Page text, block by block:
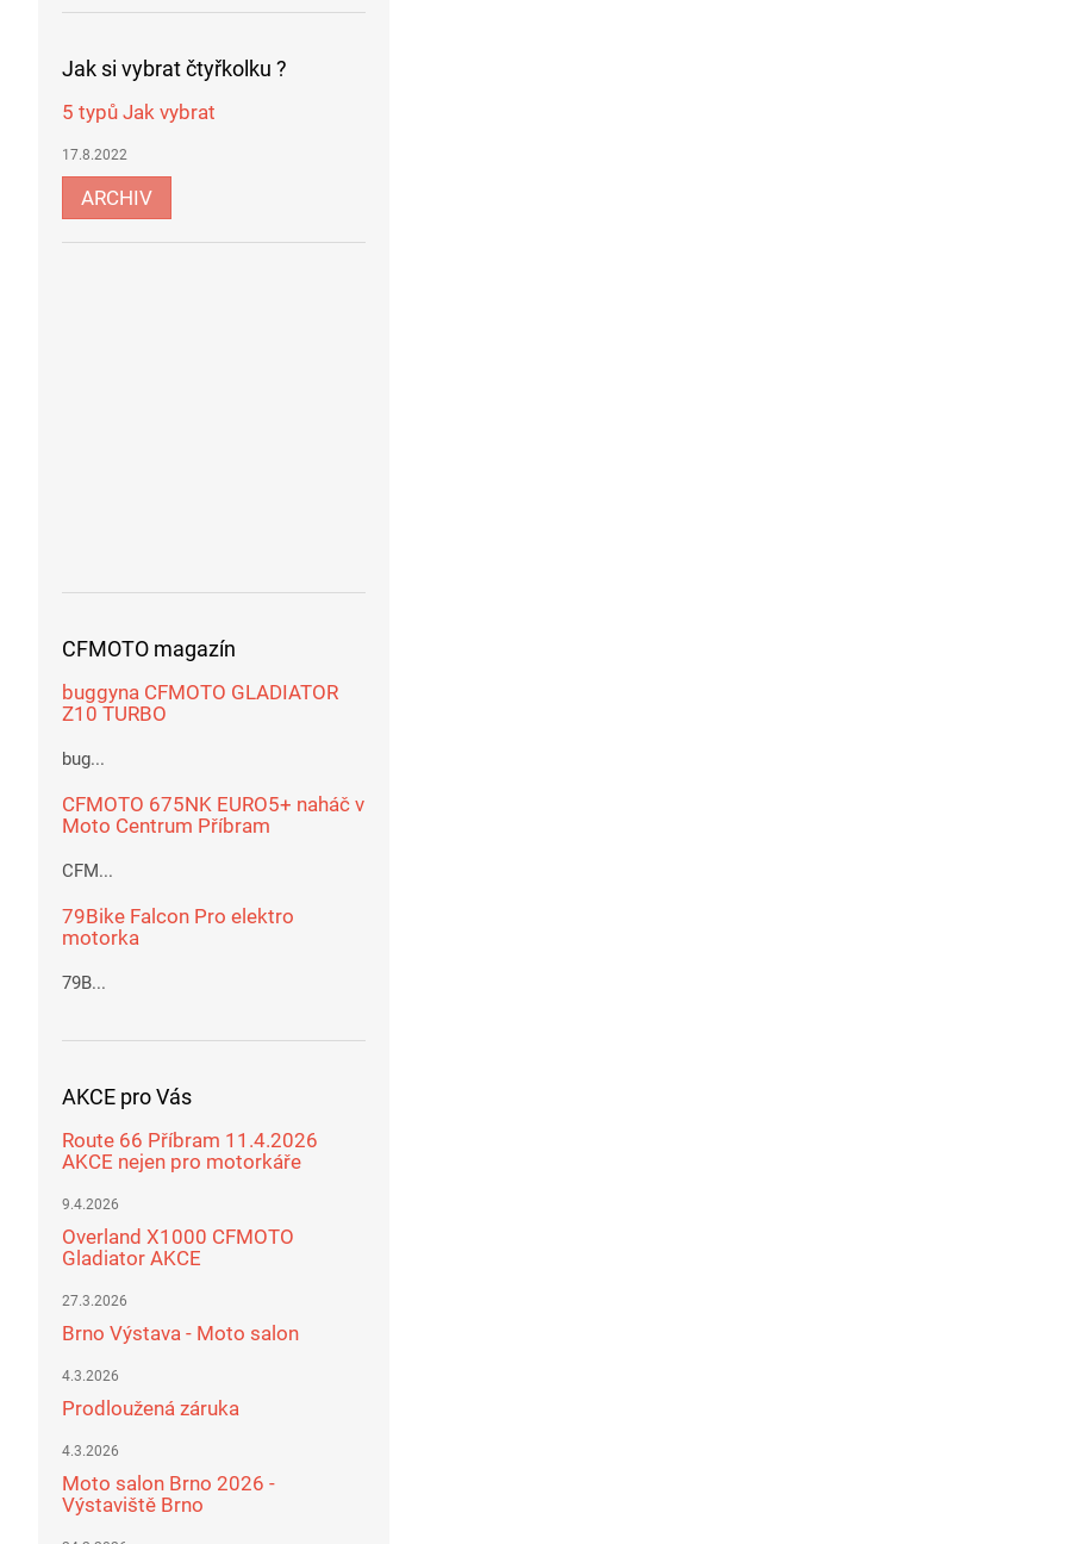
Jak si vybrat čtyřkolku ?
5 typů Jak vybrat
17.8.2022
ARCHIV
CFMOTO magazín
buggyna CFMOTO GLADIATOR
Z10 TURBO
bug...
CFMOTO 675NK EURO5+ naháč v
Moto Centrum Příbram
CFM...
79Bike Falcon Pro elektro
motorka
79B...
AKCE pro Vás
Route 66 Příbram 11.4.2026
AKCE nejen pro motorkáře
9.4.2026
Overland X1000 CFMOTO
Gladiator AKCE
27.3.2026
Brno Výstava - Moto salon
4.3.2026
Prodloužená záruka
4.3.2026
Moto salon Brno 2026 -
Výstaviště Brno